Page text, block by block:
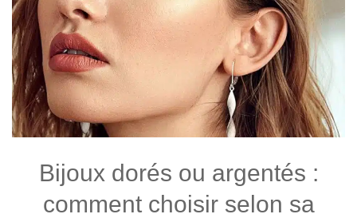
Bijoux dorés ou argentés :
comment choisir selon sa